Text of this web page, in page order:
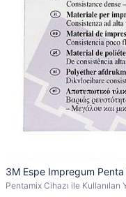
3M Espe Impregum
Pentamix Cihazı ile